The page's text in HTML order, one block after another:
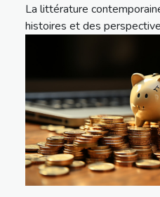
La littérature
histoires et des